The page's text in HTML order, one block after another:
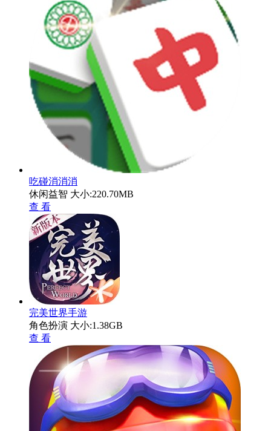
吃碰消消消
休闲益智 大小:220.70MB
查 看
完美世界手游
角色扮演 大小:1.38GB
查 看